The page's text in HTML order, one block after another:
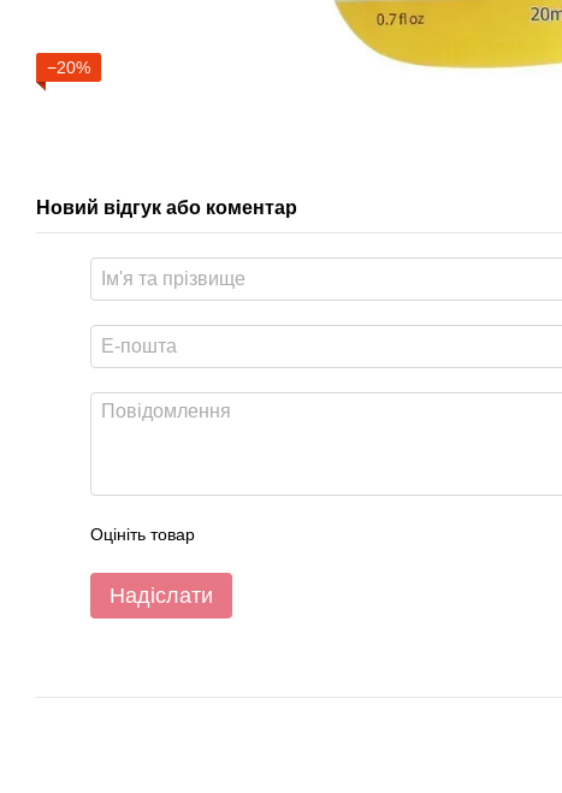
−20%
Новий відгук або коментар
Оцініть товар
Надіслати